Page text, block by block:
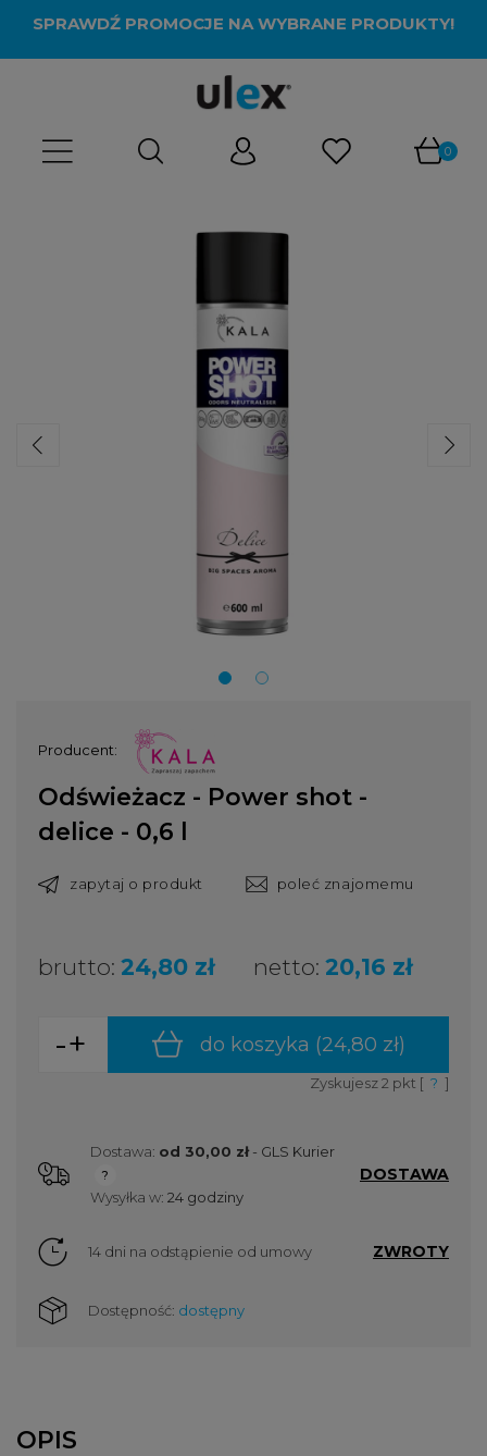
SPRAWDŹ PROMOCJE NA WYBRANE PRODUKTY!
Producent:
Odświeżacz - Power shot -
delice - 0,6 l
zapytaj o produkt poleć znajomemu
brutto: 24,80 zł netto: 20,16 zł
+
- do koszyka (24,80 zł)
Zyskujesz2 pkt [ ? ]
Dostawa: od 30,00 zł - GLS Kurier
Cena nie zawiera ewentualnych kosztów płatności
Wysyłka w: 24 godziny
DOSTAWA
14 dni na odstąpienie od umowy ZWROTY
Dostępność: dostępny
OPIS